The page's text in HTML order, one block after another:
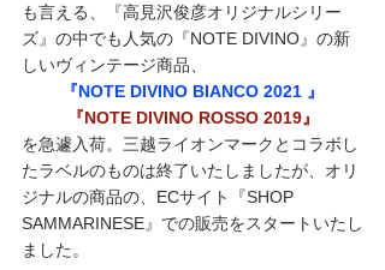
も言える、『高見沢俊彦オリジナルシリー
ズ』の中でも人気の『NOTE DIVINO』の新
しいヴィンテージ商品、
『NOTE DIVINO BIANCO 2021 』
『NOTE DIVINO ROSSO 2019』
を急遽入荷。三越ライオンマークとコラボし
たラベルのものは終了いたしましたが、オリ
ジナルの商品の、ECサイト『SHOP
SAMMARINESE』での販売をスタートいたし
ました。